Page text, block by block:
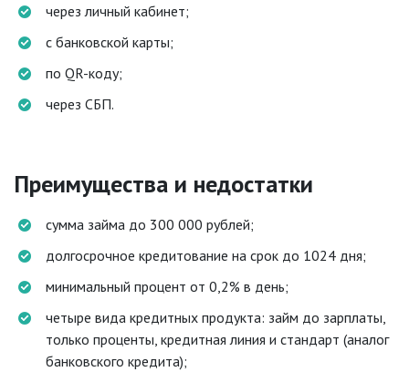
через личный кабинет;
с банковской карты;
по QR-коду;
через СБП.
Преимущества и недостатки
сумма займа до 300 000 рублей;
долгосрочное кредитование на срок до 1024 дня;
минимальный процент от 0,2% в день;
четыре вида кредитных продукта: займ до зарплаты,
только проценты, кредитная линия и стандарт (аналог
банковского кредита);